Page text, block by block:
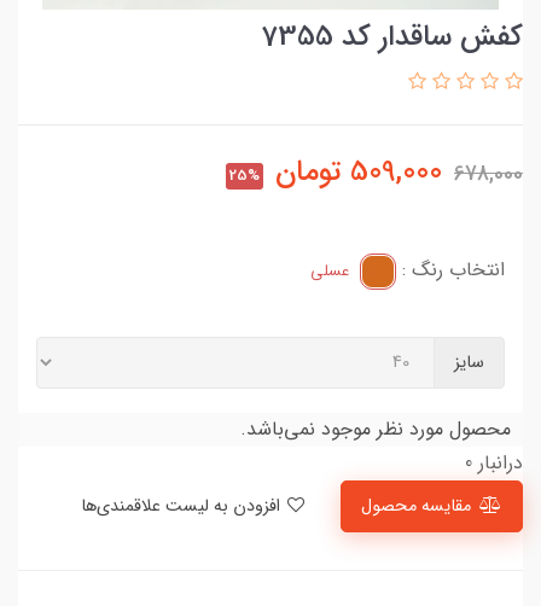
کفش ساقدار کد 7355
678,000
509,000 تومان 25%
انتخاب رنگ : عسلی
سایز
محصول مورد نظر موجود نمی‌باشد.
درانبار 0
مقایسه محصول